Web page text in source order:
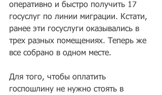
оперативно и быстро получить 17
госуслуг по линии миграции. Кстати,
ранее эти госуслуги оказывались в
трех разных помещениях. Теперь же
все собрано в одном месте.
Для того, чтобы оплатить
госпошлину не нужно стоять в